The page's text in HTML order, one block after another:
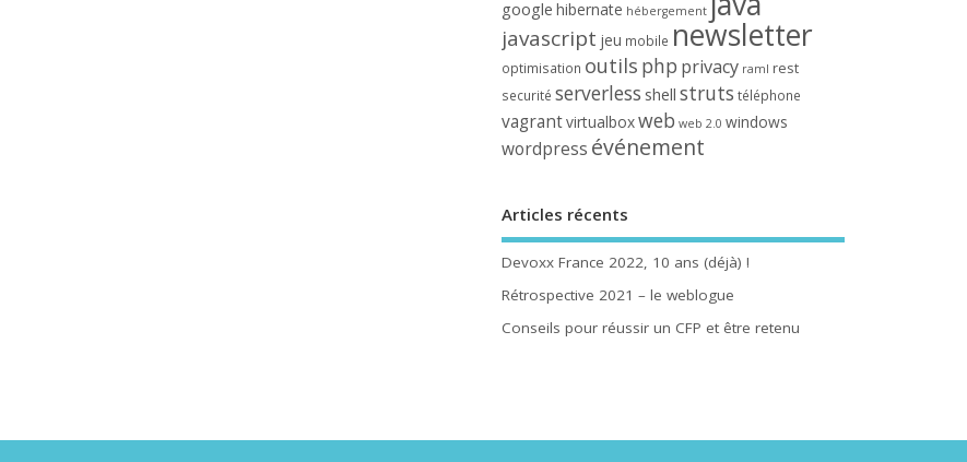
google hibernate hébergement
javascript jeu mobile newsletter
optimisation outils php privacy raml rest
securité serverless shell struts téléphone
vagrantvirtualboxweb web 2.0 windows
wordpress événement
Articles récents
Devoxx France 2022, 10 ans (déjà) !
Rétrospective 2021 – le weblogue
Conseils pour réussir un CFP et être retenu